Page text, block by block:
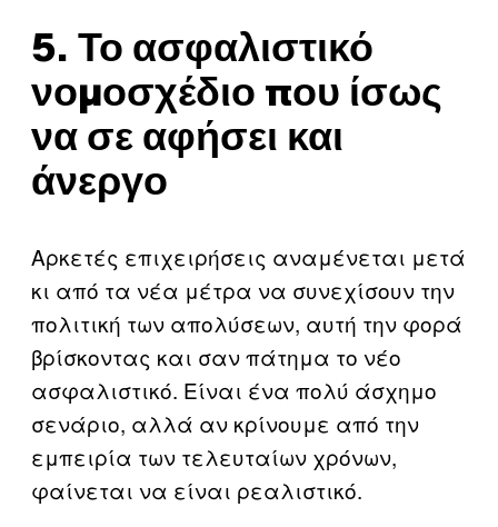
5. Το ασφαλιστικό
νομοσχέδιο που ίσως
να σε αφήσει και
άνεργο
Αρκετές επιχειρήσεις αναμένεται μετά
κι από τα νέα μέτρα να συνεχίσουν την
πολιτική των απολύσεων, αυτή την φορά
βρίσκοντας και σαν πάτημα το νέο
ασφαλιστικό. Είναι ένα πολύ άσχημο
σενάριο, αλλά αν κρίνουμε από την
εμπειρία των τελευταίων χρόνων,
φαίνεται να είναι ρεαλιστικό.